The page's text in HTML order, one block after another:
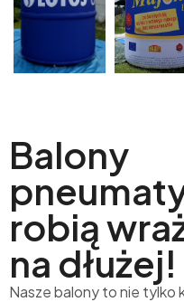
Balony
robią
na dłużej!
Nasze balony to nie tylko